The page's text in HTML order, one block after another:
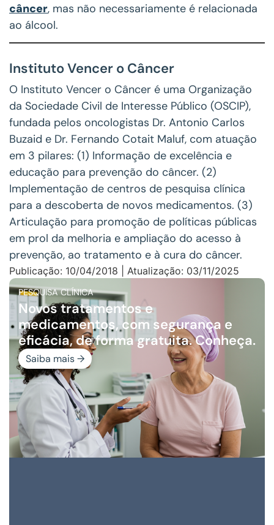
câncer, mas não necessariamente é relacionada
ao álcool.
Instituto Vencer o Câncer
O Instituto Vencer o Câncer é uma Organização
da Sociedade Civil de Interesse Público (OSCIP),
fundada pelos oncologistas Dr. Antonio Carlos
Buzaid e Dr. Fernando Cotait Maluf, com atuação
em 3 pilares: (1) Informação de excelência e
educação para prevenção do câncer. (2)
Implementação de centros de pesquisa clínica
para a descoberta de novos medicamentos. (3)
Articulação para promoção de políticas públicas
em prol da melhoria e ampliação do acesso à
prevenção, ao tratamento e à cura do câncer.
Publicação: 10/04/2018 | Atualização: 03/11/2025
PESQUISA CLÍNICA
Novos tratamentos e
medicamentos, com segurança e
eficácia, de forma gratuita. Conheça.
Saiba mais →